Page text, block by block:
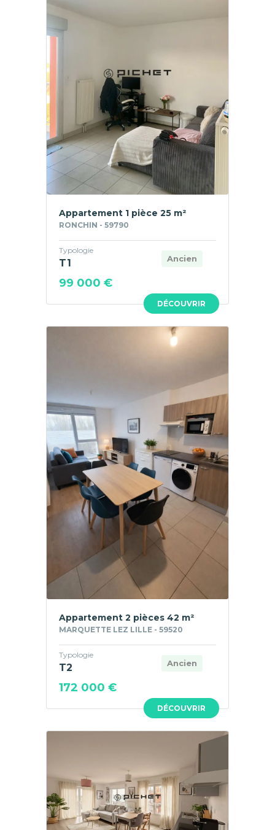
DÉCOUVRIR
Appartement 1 pièce 25 m²
RONCHIN - 59790
Ancien
Typologie
T1
99 000 €
DÉCOUVRIR
Appartement 2 pièces 42 m²
MARQUETTE LEZ LILLE - 59520
Ancien
Typologie
T2
172 000 €